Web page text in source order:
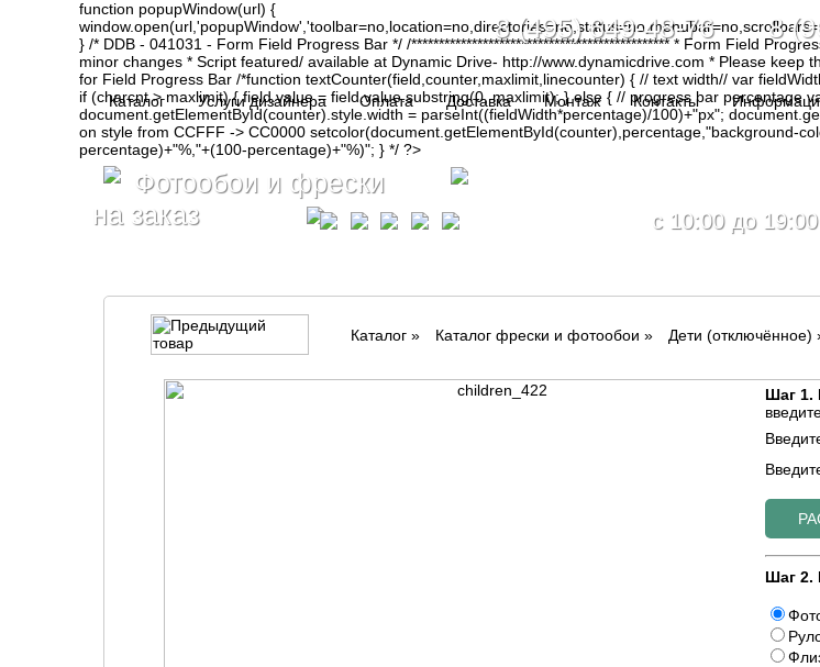
function popupWindow(url) {
} /* DDB - 041031 - Form Field Progress Bar */ /*********************************************** * Form Field
minor changes * Script featured/ available at Dynamic Drive- http://www.dynamicdrive.com * Please keep
for Field Progress Bar /*function textCounter(field,counter,maxlimit,linecounter) { // text width// var
if (charcnt > maxlimit) { field.value = field.value.substring(0, maxlimit); } else { // progress bar percentage
document.getElementById(counter).style.width = parseInt((fieldWidth*percentage)/100)+"px";
on style from CCFFF -> CC0000 setcolor(document.getElementById(counter),percentage,"background-
percentage)+"%,"+(100-percentage)+"%)"; } */ ?>
Фотообои и фрески
на заказ
8 (495) 649-48-76 8
c 10:00 до 19:00
Каталог Услуги дизайнера Оплата Доставка Монтаж Контакты
Каталог » Каталог фрески и фотообои » Дети (отключённое)
Шаг 1.
Шаг 2.